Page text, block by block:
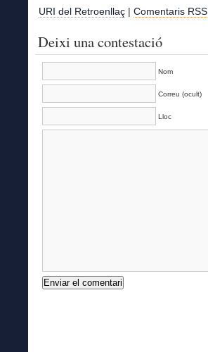
URI del Retroenllaç | Comentaris RSS
Deixi una contestació
Nom
Correu (ocult)
Lloc